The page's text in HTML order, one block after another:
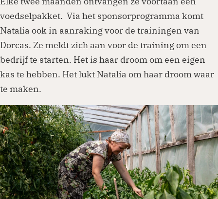
voedselpakket. Via het sponsorprogramma komt
Natalia ook in aanraking voor de trainingen van
Dorcas. Ze meldt zich aan voor de training om een
bedrijf te starten. Het is haar droom om een eigen
kas te hebben. Het lukt Natalia om haar droom waar
te maken.